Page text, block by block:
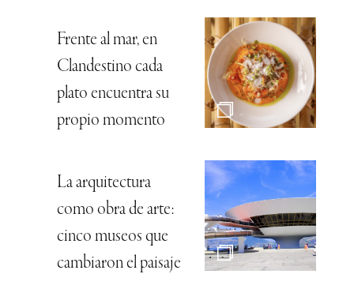
Frente al mar, en
Clandestino cada
plato encuentra su
propio momento
La arquitectura
como obra de arte:
cinco museos que
cambiaron el paisaje